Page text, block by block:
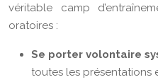
véritable camp
oratoires :
Se porter volontaire
toutes les présentations